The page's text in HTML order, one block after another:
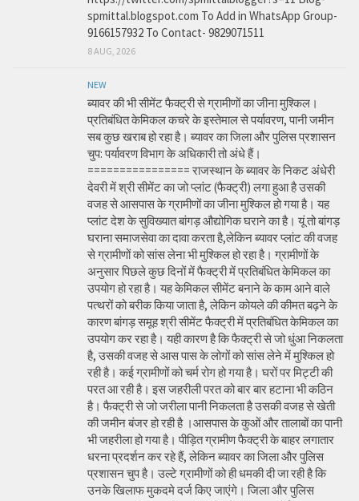
spmittal.blogspot.com To Add in WhatsApp Group-
9166157932 To Contact- 9829071511
8 AUG, 2026
NEW
ब्यावर की भी सीमेंट फैक्ट्री से ग्रामीणों का जीना मुश्किल।
प्रतिबंधित केमिकल कचरे के इस्तेमाल से पर्यावरण, पानी जमीन
सब कुछ खराब हो रहा है। ब्यावर का जिला और पुलिस प्रशासन
चुप: पर्यावरण विभाग के अधिकारी तो अंधे हैं।
================ राजस्थान के ब्यावर के निकट अंधेरी
देवरी में श्री सीमेंट का जो प्लांट (फैक्ट्री) लगा हुआ है उसकी
वजह से आसपास के ग्रामीणों का जीना मुश्किल हो गया है। यह
प्लांट देश के सुविख्यात बांगड़ औद्योगिक घराने का है। यूं तो बांगड़
घराना समाजसेवा का दावा करता है,लेकिन ब्यावर प्लांट की वजह
से ग्रामीणों को सांस लेना भी मुश्किल हो रहा है। ग्रामीणों के
अनुसार पिछले कुछ दिनों में फैक्ट्री में प्रतिबंधित केमिकल का
उपयोग हो रहा है। यह केमिकल सीमेंट बनाने के काम आने वाले
पत्थरों को बरीक किया जाता है, लेकिन कोयले की कीमत बढ़ने के
कारण बांगड़ समूह श्री सीमेंट फैक्ट्री में प्रतिबंधित केमिकल का
उपयोग कर रहा है। यही कारण है कि फैक्ट्री से जो धुंआ निकलता
है, उसकी वजह से आस पास के लोगों को सांस लेने में मुश्किल हो
रही है। कई ग्रामीणों को चर्म रोग हो गया है। घरों पर मिट्टी की
परत आ रही है। इस जहरीली परत को बार बार हटाना भी कठिन
है। फैक्ट्री से जो जरीला पानी निकलता है उसकी वजह से खेती
की जमीन बंजर हो रही है ।आसपास के कुओं और तालाबों का पानी
भी जहरीला हो गया है। पीड़ित ग्रामीण फैक्ट्री के बाहर लगातार
धरना प्रदर्शन कर रहे हैं, लेकिन ब्यावर का जिला और पुलिस
प्रशासन चुप है। उल्टे ग्रामीणों को ही धमकी दी जा रही है कि
उनके खिलाफ मुकदमे दर्ज किए जाएंगे। जिला और पुलिस